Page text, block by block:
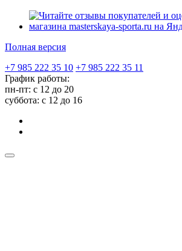
Полная версия
+7 985 222 35 10 +7 985 222 35 11
График работы:
пн-пт: с 12 до 20
суббота: c 12 до 16